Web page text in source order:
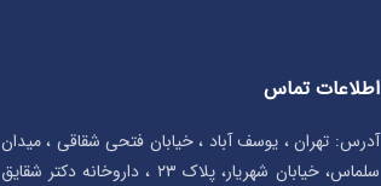
اطلاعات تماس
آدرس: تهران ، یوسف آباد ، خیابان فتحی شقاقی ، میدان
سلماس، خیابان شهریار، پلاک ۲۳ ، داروخانه دکتر شقایق